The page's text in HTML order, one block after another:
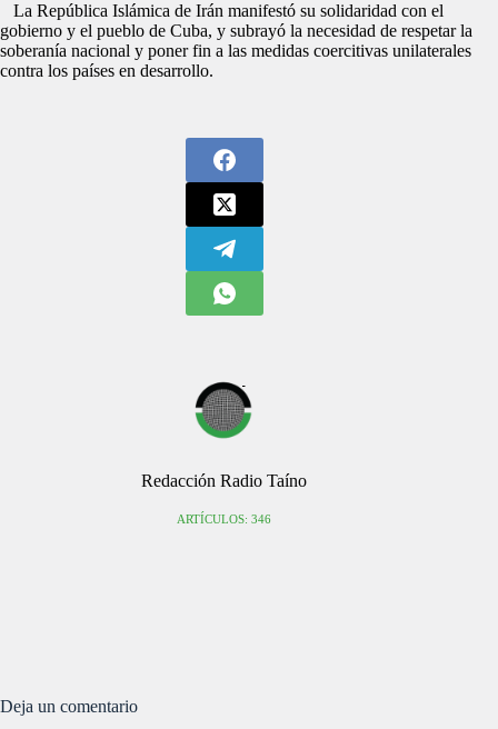
La República Islámica de Irán manifestó su solidaridad con el
gobierno y el pueblo de Cuba, y subrayó la necesidad de respetar la
soberanía nacional y poner fin a las medidas coercitivas unilaterales
contra los países en desarrollo.
Redacción Radio Taíno
ARTÍCULOS: 346
Deja un comentario